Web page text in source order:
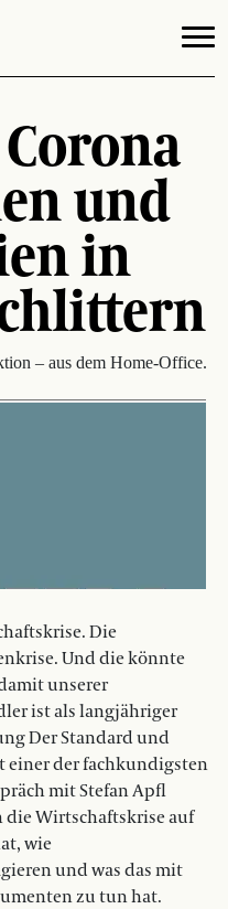
und
in
– aus dem Home-Office.
Die
Und die könnte
unserer
ist als langjähriger
Der Standard und
einer der fachkundigsten
mit Stefan Apfl
Wirtschaftskrise auf
wie
und was das mit
zu tun hat.